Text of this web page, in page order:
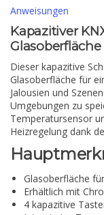
Anweisungen
Kapazitiver
Dieser kapazitive
Glasoberfläche für
Jalousien und
Umgebungen zu
Temperatursensor
Heizregelung dank
Glasoberfläche
Erhältlich mit
4 kapazitive